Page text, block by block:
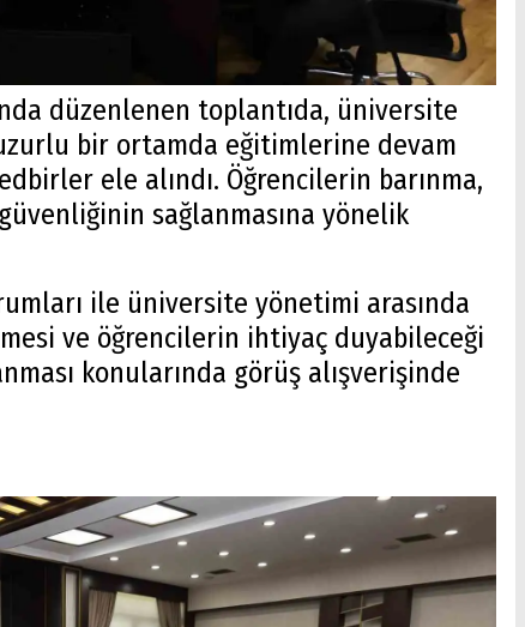
düzenlenen toplantıda, üniversite
bir ortamda eğitimlerine devam
ele alındı. Öğrencilerin barınma,
sağlanmasına yönelik
ile üniversite yönetimi arasında
ve öğrencilerin ihtiyaç duyabileceği
konularında görüş alışverişinde